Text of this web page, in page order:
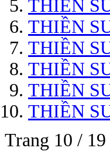
THIỀN
THIỀN
THIỀN
THIỀN
THIỀN
THIỀN
Trang 10 / 19